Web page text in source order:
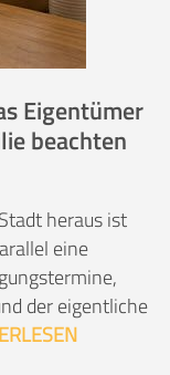
Eigentümer
beachten
heraus ist
eine
der eigentliche